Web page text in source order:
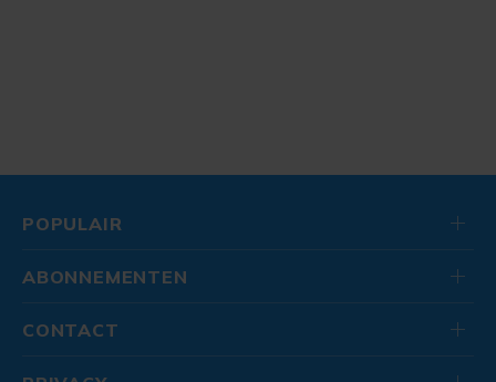
POPULAIR
ABONNEMENTEN
CONTACT